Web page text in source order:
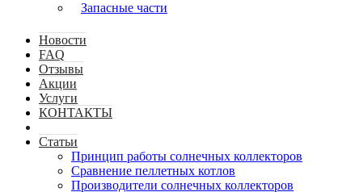
Запасные части
Новости
FAQ
Отзывы
Акции
Услуги
КОНТАКТЫ
Статьи
Принцип работы солнечных коллекторов
Сравнение пеллетных котлов
Производители солнечных коллекторов